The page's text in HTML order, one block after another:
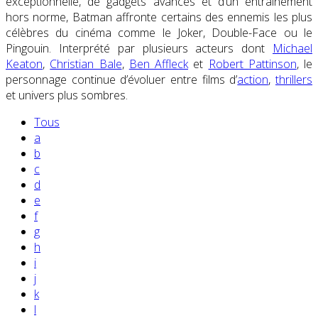
hors norme, Batman affronte certains des ennemis les plus
célèbres du cinéma comme le Joker, Double-Face ou le
Pingouin. Interprété par plusieurs acteurs dont Michael
Keaton, Christian Bale, Ben Afflecket Robert Pattinson, le
personnage continue d’évoluer entre films d’action,thrillers
et univers plus sombres.
Tous
a
b
c
d
e
f
g
h
i
j
k
l